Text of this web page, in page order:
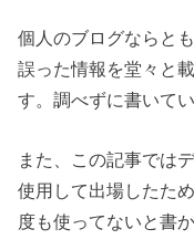
個人のブログならと
誤った情報を堂々と
す。調べずに書いて
また、この記事では
使用して出場したた
度も使ってないと書